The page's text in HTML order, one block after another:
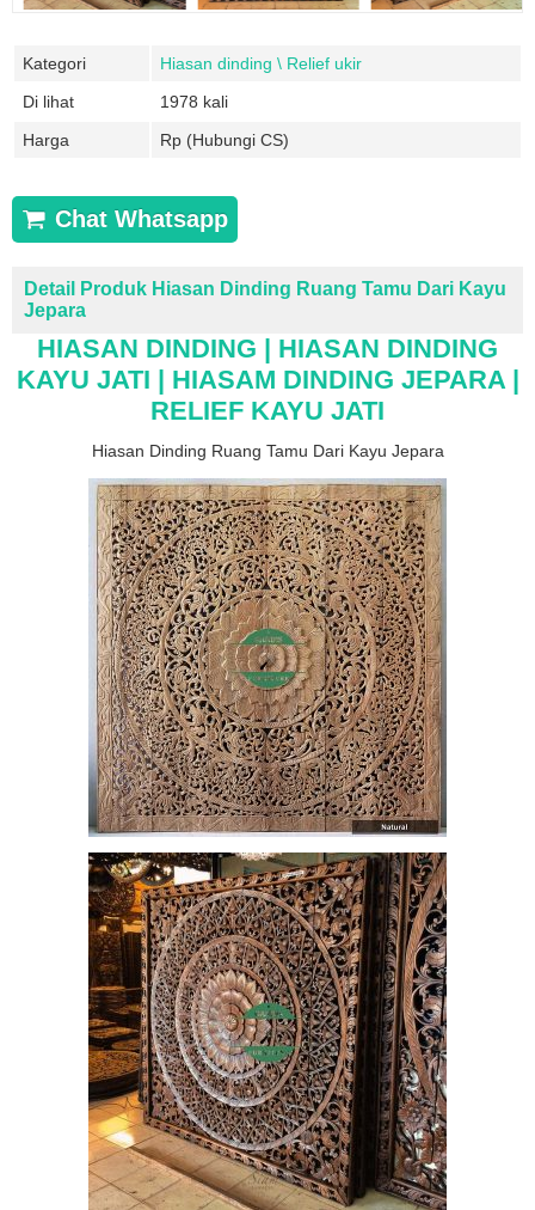
Kategori
Hiasan dinding \ Relief ukir
Di lihat
1978 kali
Harga
Rp (Hubungi CS)
Chat Whatsapp
Detail Produk Hiasan Dinding Ruang Tamu Dari Kayu
Jepara
HIASAN DINDING | HIASAN DINDING
KAYU JATI | HIASAM DINDING JEPARA |
RELIEF KAYU JATI
Hiasan Dinding Ruang Tamu Dari Kayu Jepara